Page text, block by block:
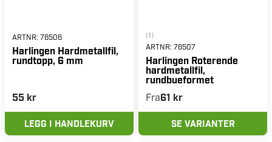
ARTNR: 76506
Harlingen Hardmetallfil,
rundtopp, 6 mm
55 kr
LEGG I HANDLEKURV
(1)
ARTNR: 76507
Harlingen Roterende
hardmetallfil,
rundbueformet
Fra61 kr
SE VARIANTER